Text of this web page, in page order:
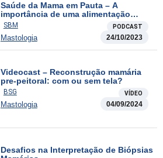
Saúde da Mama em Pauta – A
importância de uma alimentação
saudável para o câncer de mama
SBM PODCAST
Mastologia 24/10/2023
Videocast – Reconstrução mamária
pre-peitoral: com ou sem tela?
BSG VÍDEO
Mastologia 04/09/2024
Desafios na Interpretação de Biópsias